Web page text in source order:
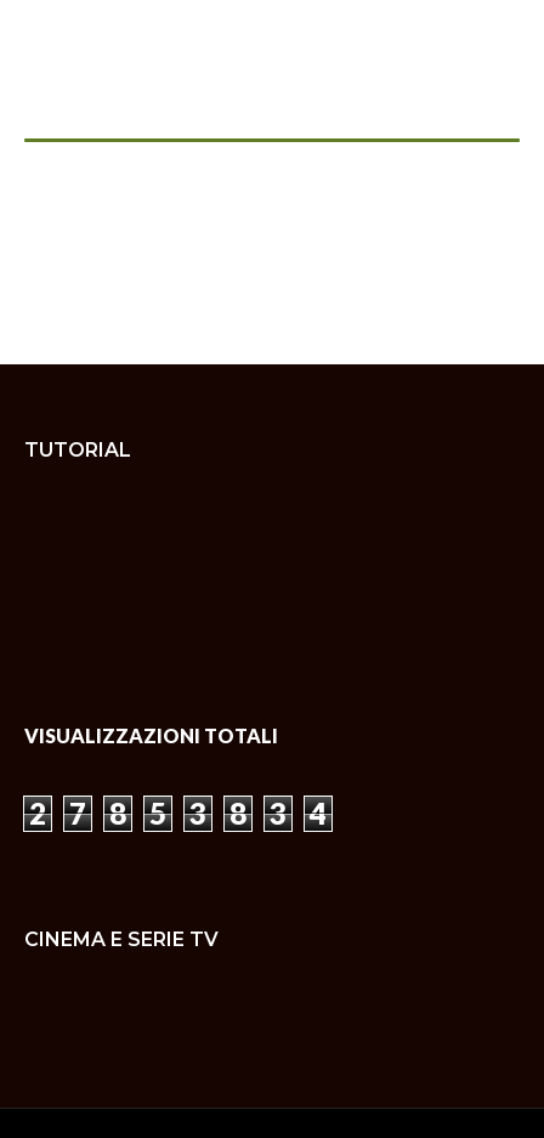
TUTORIAL
VISUALIZZAZIONI TOTALI
2 7 8 5 3 8 3 4
CINEMA E SERIE TV